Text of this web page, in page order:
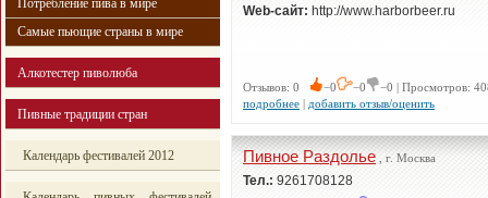
Самые пьющие страны в мире
Алкотестер пиволюба
Пивные традиции стран
Календарь фестивалей 2012
Web-сайт: http://www.harborbeer.ru
Отзывов: 0 −0 −0
−0 | Просмотров:
подробнее | добавить отзыв/оценить
Пивное Раздолье, г. Москва
Тел.: 9261708128